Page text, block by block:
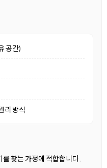
공간)
리 방식
찾는 가정에 적합합니다.